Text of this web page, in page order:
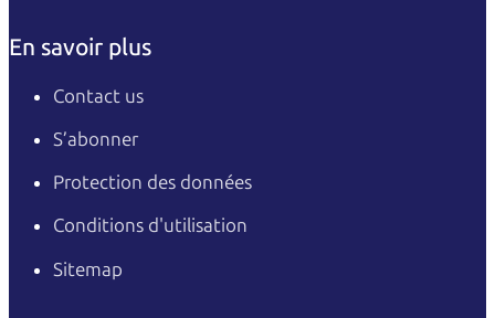
En savoir plus
Contact us
S’abonner
Protection des données
Conditions d'utilisation
Sitemap